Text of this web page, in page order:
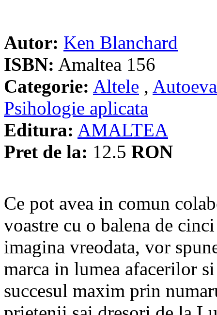
Autor: Ken Blanchard
ISBN: Amaltea 156
Categorie: Altele ,
Psihologie aplicata
Editura: AMALTEA
Pret de la: 12.5 RON
Ce pot avea in comun
voastre cu o balena de
imagina vreodata, vor
marca in lumea afacerilor
succesul maxim prin